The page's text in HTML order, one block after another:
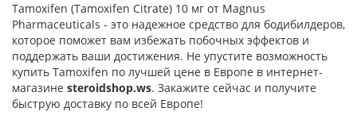
Tamoxifen (Tamoxifen Citrate) 10 мг от Magnus
Pharmaceuticals - это надежное средство для бодибилдеров,
которое поможет вам избежать побочных эффектов и
поддержать ваши достижения. Не упустите возможность
купить Tamoxifen по лучшей цене в Европе в интернет-
магазине steroidshop.ws. Закажите сейчас и получите
быструю доставку по всей Европе!